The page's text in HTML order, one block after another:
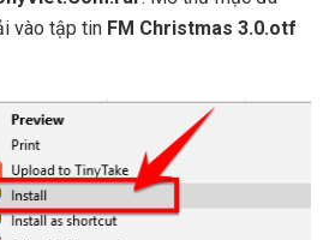
vào tập tin FM Christmas 3.0.otf